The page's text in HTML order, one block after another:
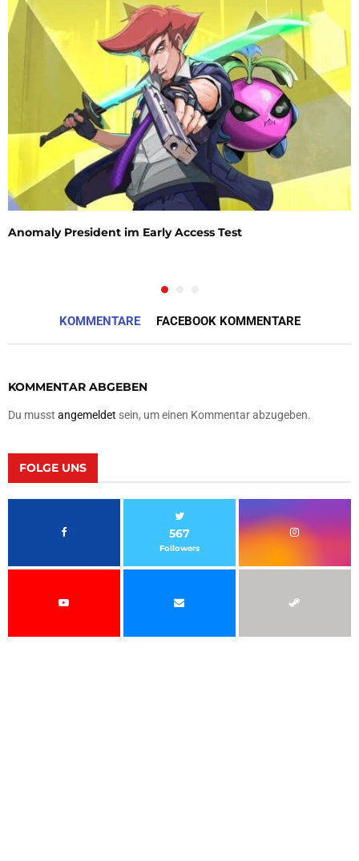
Anomaly President im Early Access Test
KOMMENTARE FACEBOOK KOMMENTARE
KOMMENTAR ABGEBEN
Du musst angemeldet sein, um einen Kommentar abzugeben.
FOLGE UNS
567
Followers